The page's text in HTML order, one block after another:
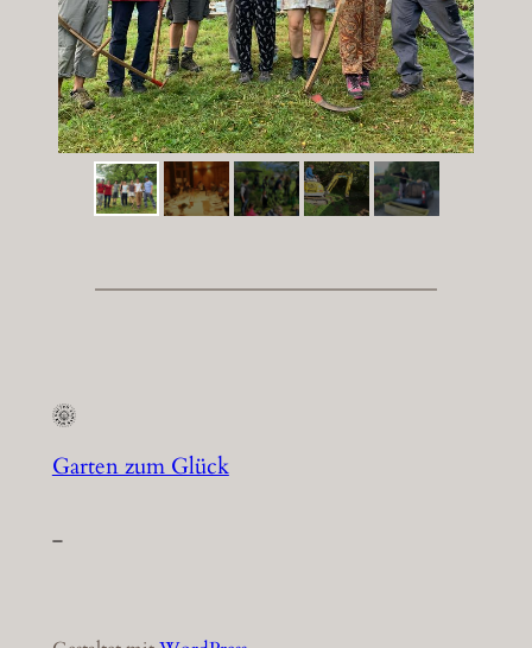
Garten zum Glück
–